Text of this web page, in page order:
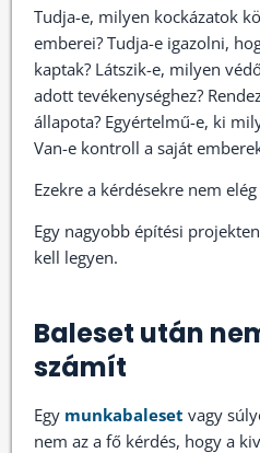
Tudja-e, milyen kockázatok
emberei? Tudja-e igazolni,
kaptak? Látszik-e, milyen
adott tevékenységhez?
állapota? Egyértelmű-e, ki
Van-e kontroll a saját
Ezekre a kérdésekre nem
Egy nagyobb építési
kell legyen.
Baleset után
számít
Egy munkabaleset vagy
nem az a fő kérdés, hogy a